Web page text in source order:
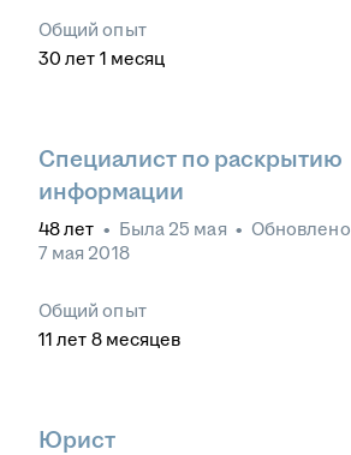
Общий опыт
30 лет 1 месяц
Специалист по раскрытию
информации
48лет • Была 25 мая • Обновлено
7 мая 2018
Общий опыт
11 лет 8 месяцев
Юрист